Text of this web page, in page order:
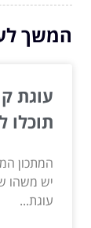
המשך
עוגת
תוכלו
המתכון
יש משהו
עוגת...